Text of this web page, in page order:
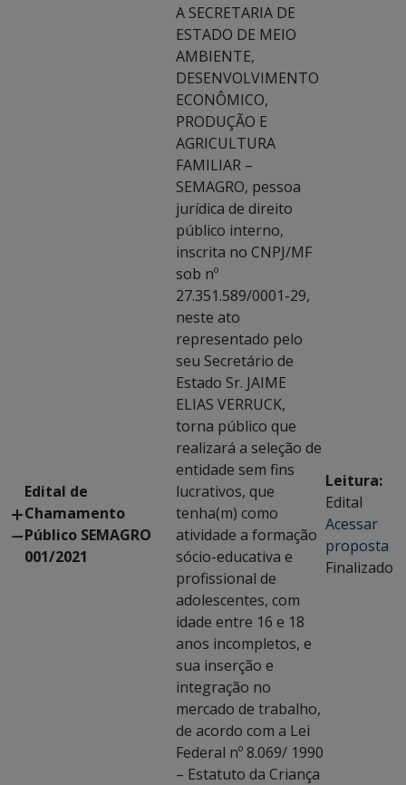
Edital de
Chamamento
Público SEMAGRO
001/2021
A SECRETARIA DE
ESTADO DE MEIO
AMBIENTE,
DESENVOLVIMENTO
ECONÔMICO,
PRODUÇÃO E
AGRICULTURA
FAMILIAR –
SEMAGRO, pessoa
jurídica de direito
público interno,
inscrita no CNPJ/MF
sob nº
27.351.589/0001-29,
neste ato
representado pelo
seu Secretário de
Estado Sr. JAIME
ELIAS VERRUCK,
torna público que
realizará a seleção de
entidade sem fins
lucrativos, que
tenha(m) como
atividade a formação
sócio-educativa e
profissional de
adolescentes, com
idade entre 16 e 18
anos incompletos, e
sua inserção e
integração no
mercado de trabalho,
de acordo com a Lei
Federal nº 8.069/ 1990
– Estatuto da Criança
Leitura:
Edital
Acessar
proposta
Finalizado